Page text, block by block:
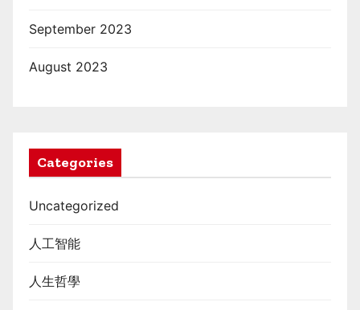
September 2023
August 2023
Categories
Uncategorized
人工智能
人生哲學